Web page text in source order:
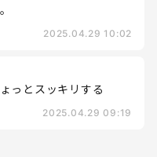
2025.04.29 10:02
っとスッキリする
2025.04.29 09:19